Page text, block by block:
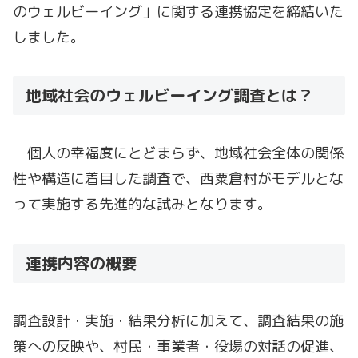
のウェルビーイング」に関する連携協定を締結いた
しました。
地域社会のウェルビーイング調査とは？
個人の幸福度にとどまらず、地域社会全体の関係
性や構造に着目した調査で、西粟倉村がモデルとな
って実施する先進的な試みとなります。
連携内容の概要
調査設計・実施・結果分析に加えて、調査結果の施
策への反映や、村民・事業者・役場の対話の促進、